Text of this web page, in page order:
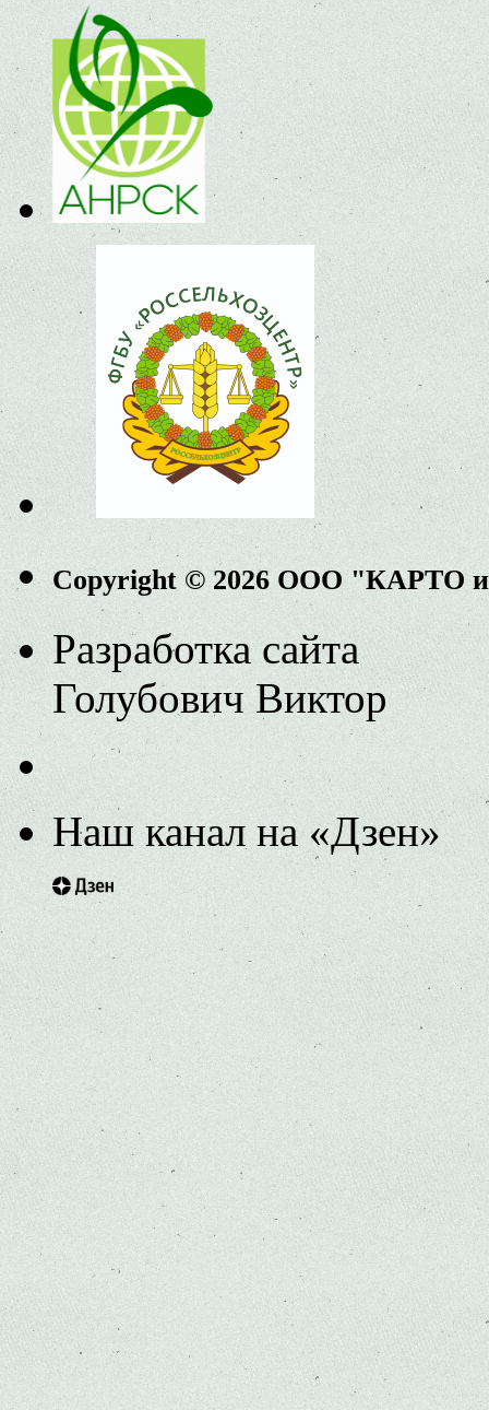
Copyright © 2026 ООО "КАРТО
Разработка сайта
Голубович Виктор
Наш канал на «Дзен»